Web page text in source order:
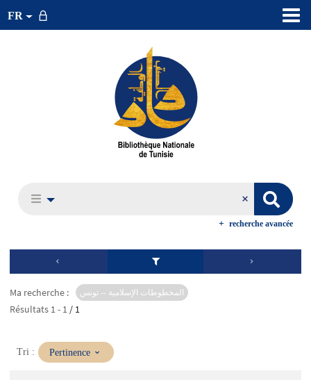
FR
recherche avancée
Ma recherche : المخطوطات الإسلامية -- تونس
Résultats 1 - 1 / 1
Tri : (MisePertinence